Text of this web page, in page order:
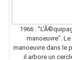
1966 :
manoeuvre".
manoeuvre dans le
il arbore un